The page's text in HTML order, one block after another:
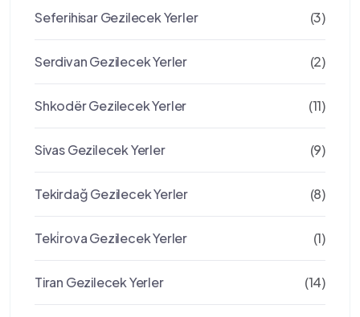
Seferihisar Gezilecek Yerler (3)
Serdivan Gezilecek Yerler (2)
Shkodër Gezilecek Yerler (11)
Sivas Gezilecek Yerler (9)
Tekirdağ Gezilecek Yerler (8)
Teki̇rova Gezilecek Yerler (1)
Tiran Gezilecek Yerler (14)